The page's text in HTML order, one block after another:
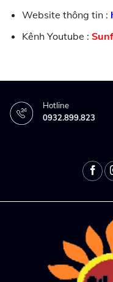
Website thông tin :
Kênh Youtube :
Hotline
0932.899.823